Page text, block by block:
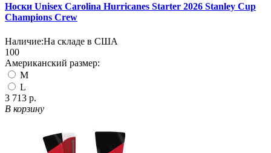
Носки Unisex Carolina Hurricanes Starter 2026 Stanley Cup
Champions Crew
Наличие:На складе в США
100
Американский размер:
M
L
3 713 р.
В корзину